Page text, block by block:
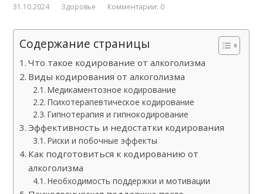
31.10.2024 Здоровье Комментарии: 0
Содержание страницы
Что такое кодирование от алкоголизма
Виды кодирования от алкоголизма
Медикаментозное кодирование
Психотерапевтическое кодирование
Гипнотерапия и гипнокодирование
Эффективность и недостатки кодирования
Риски и побочные эффекты
Как подготовиться к кодированию от
алкоголизма
Необходимость поддержки и мотивации